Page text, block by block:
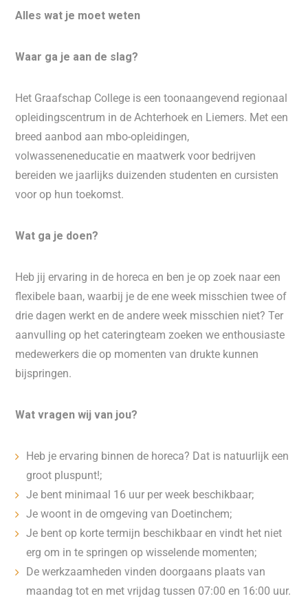
Alles wat je moet weten
Waar ga je aan de slag?
Het Graafschap College is een toonaangevend regionaal
opleidingscentrum in de Achterhoek en Liemers. Met een
breed aanbod aan mbo-opleidingen,
volwasseneneducatie en maatwerk voor bedrijven
bereiden we jaarlijks duizenden studenten en cursisten
voor op hun toekomst.
Wat ga je doen?
Heb jij ervaring in de horeca en ben je op zoek naar een
flexibele baan, waarbij je de ene week misschien twee of
drie dagen werkt en de andere week misschien niet? Ter
aanvulling op het cateringteam zoeken we enthousiaste
medewerkers die op momenten van drukte kunnen
bijspringen.
Wat vragen wij van jou?
Heb je ervaring binnen de horeca? Dat is natuurlijk een
groot pluspunt!;
Je bent minimaal 16 uur per week beschikbaar;
Je woont in de omgeving van Doetinchem;
Je bent op korte termijn beschikbaar en vindt het niet
erg om in te springen op wisselende momenten;
De werkzaamheden vinden doorgaans plaats van
maandag tot en met vrijdag tussen 07:00 en 16:00 uur.